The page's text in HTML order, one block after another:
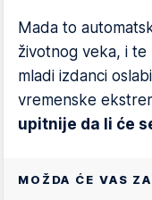
Mada to
životnog veka, i
mladi izdanci
vremenske
upitnije da li će
MOŽDA ĆE VAS